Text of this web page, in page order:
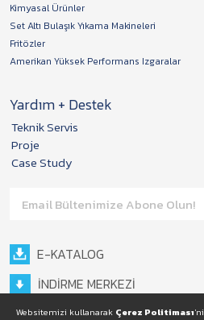
Kimyasal Ürünler
Set Altı Bulaşık Yıkama Makineleri
Fritözler
Amerikan Yüksek Performans Izgaralar
Yardım + Destek
Teknik Servis
Proje
Case Study
E-KATALOG
İNDİRME MERKEZİ
Websitemizi kullanarak Çerez Politiması'ni